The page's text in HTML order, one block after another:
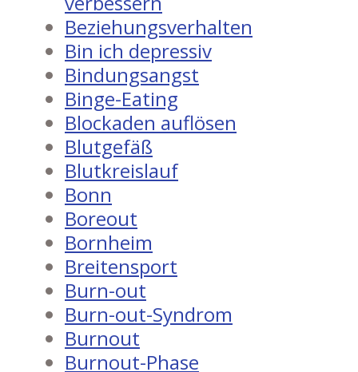
Beziehungsverhalten
Bin ich depressiv
Bindungsangst
Binge-Eating
Blockaden auflösen
Blutgefäß
Blutkreislauf
Bonn
Boreout
Bornheim
Breitensport
Burn-out
Burn-out-Syndrom
Burnout
Burnout-Phase